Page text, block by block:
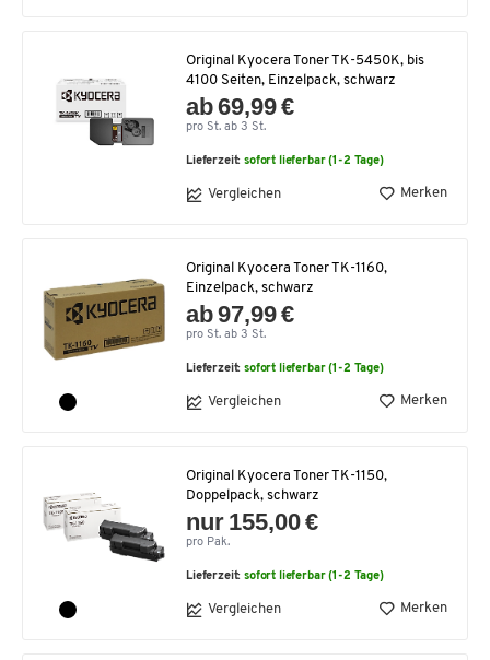
Original Kyocera Toner TK-5450K, bis
4100 Seiten, Einzelpack, schwarz
ab 69,99 €
pro St. ab 3 St.
Lieferzeit:sofort lieferbar (1-2 Tage)
Vergleichen Merken
Original Kyocera Toner TK-1160,
Einzelpack, schwarz
ab 97,99 €
pro St. ab 3 St.
Lieferzeit:sofort lieferbar (1-2 Tage)
Vergleichen Merken
Original Kyocera Toner TK-1150,
Doppelpack, schwarz
nur 155,00 €
pro Pak.
Lieferzeit:sofort lieferbar (1-2 Tage)
Vergleichen Merken